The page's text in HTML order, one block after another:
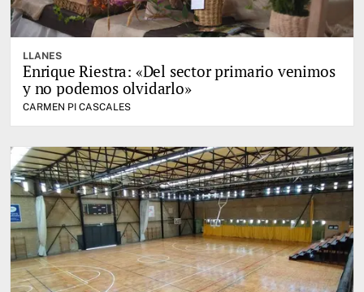
LLANES
Enrique Riestra: «Del sector primario venimos
y no podemos olvidarlo»
CARMEN PI CASCALES